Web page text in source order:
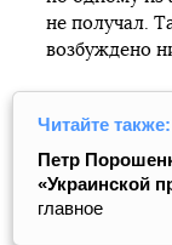
не получал.
возбуждено
Читайте также:
Петр
«Украинской
главное